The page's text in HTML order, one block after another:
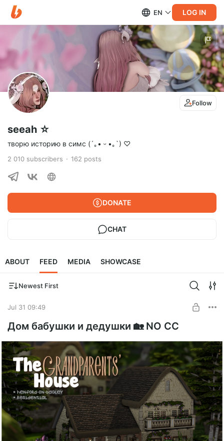
EN LOG IN
Follow
seeah ☆
творю историю в симс (´｡• ᵕ •｡`) ♡
2 010 subscribers 162 posts
DONATE
CHAT
ABOUT FEED MEDIA SHOWCASE
Newest First
Jul 31 09:49
Дом бабушки и дедушки 🏡 NO CC